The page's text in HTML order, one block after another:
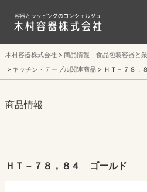
木村容器株式会社
商品情報｜食品包装容器と
キッチン・テーブル関連商品
ＨＴ－７８，
商品情報
ＨＴ－７８，８４ ゴールド